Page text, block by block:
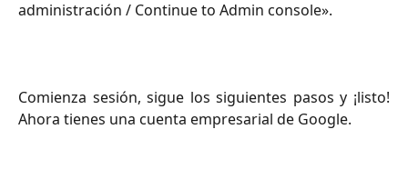
administración / Continue to Admin console».
Comienza sesión, sigue los siguientes pasos y ¡listo!
Ahora tienes una cuenta empresarial de Google.